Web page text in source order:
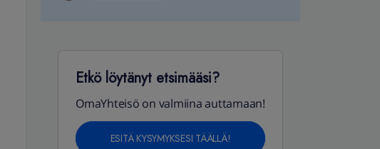
Etkö löytänyt etsimääsi?
OmaYhteisö on valmiina auttamaan!
ESITÄ KYSYMYKSESI TÄÄLLÄ!